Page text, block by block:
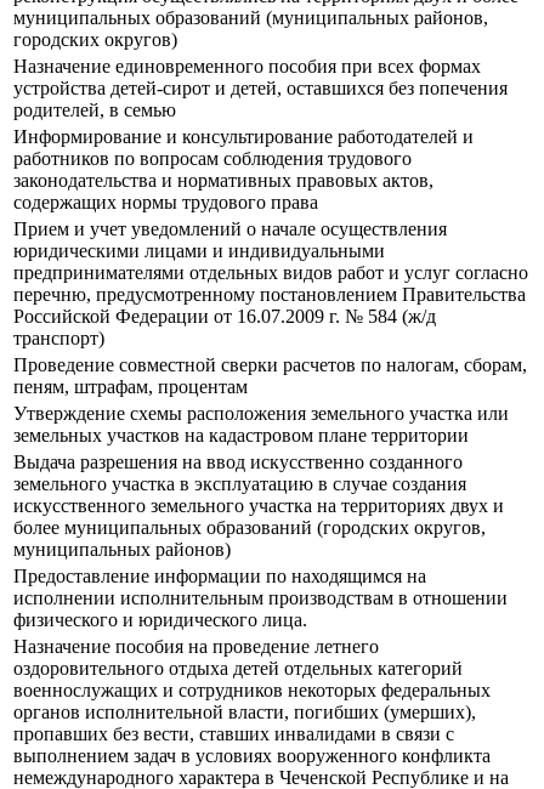
муниципальных образований (муниципальных районов,
городских округов)
Назначение единовременного пособия при всех формах
устройства детей-сирот и детей, оставшихся без попечения
родителей, в семью
Информирование и консультирование работодателей и
работников по вопросам соблюдения трудового
законодательства и нормативных правовых актов,
содержащих нормы трудового права
Прием и учет уведомлений о начале осуществления
юридическими лицами и индивидуальными
предпринимателями отдельных видов работ и услуг согласно
перечню, предусмотренному постановлением Правительства
Российской Федерации от 16.07.2009 г. № 584 (ж/д
транспорт)
Проведение совместной сверки расчетов по налогам, сборам,
пеням, штрафам, процентам
Утверждение схемы расположения земельного участка или
земельных участков на кадастровом плане территории
Выдача разрешения на ввод искусственно созданного
земельного участка в эксплуатацию в случае создания
искусственного земельного участка на территориях двух и
более муниципальных образований (городских округов,
муниципальных районов)
Предоставление информации по находящимся на
исполнении исполнительным производствам в отношении
физического и юридического лица.
Назначение пособия на проведение летнего
оздоровительного отдыха детей отдельных категорий
военнослужащих и сотрудников некоторых федеральных
органов исполнительной власти, погибших (умерших),
пропавших без вести, ставших инвалидами в связи с
выполнением задач в условиях вооруженного конфликта
немеждународного характера в Чеченской Республике и на